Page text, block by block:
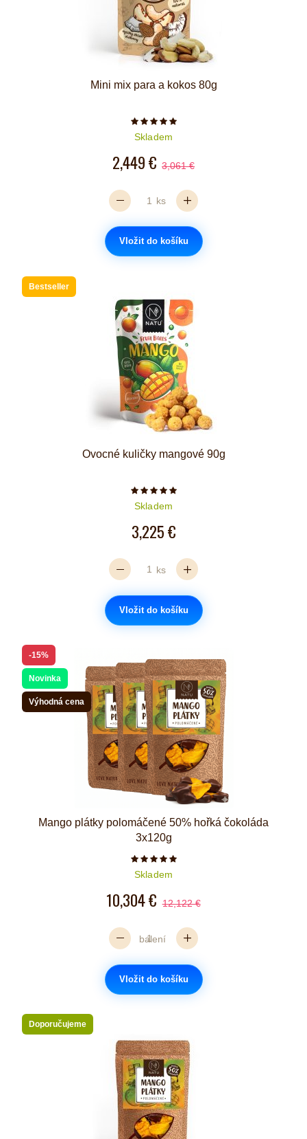
Mini mix para a kokos 80g
Počet hvězdiček je 5 z 5
Skladem
2,449 € 3,061 €
ks
Vložit do košíku
Bestseller
Ovocné kuličky mangové 90g
Počet hvězdiček je 5 z 5
Skladem
3,225 €
ks
Vložit do košíku
-15%
Novinka
Výhodná cena
Mango plátky polomáčené 50% hořká čokoláda
3x120g
Počet hvězdiček je 5 z 5
Skladem
10,304 € 12,122 €
balení
Vložit do košíku
Doporučujeme